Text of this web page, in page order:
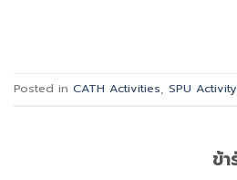
Posted in CATH Activities, SPU Activity
ข้